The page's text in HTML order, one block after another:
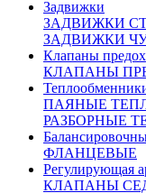
Задвижки
ЗАДВИЖКИ
ЗАДВИЖКИ
Клапаны
КЛАПАНЫ
ПАЯНЫЕ
РАЗБОРНЫЕ
ФЛАНЦЕВЫЕ
Регулирующая
КЛАПАНЫ
менеджерам
Москва и Московская
Доставка в другие
индивидуально, с
Похожие товары: